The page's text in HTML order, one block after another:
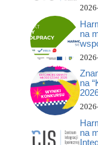
na
na
na